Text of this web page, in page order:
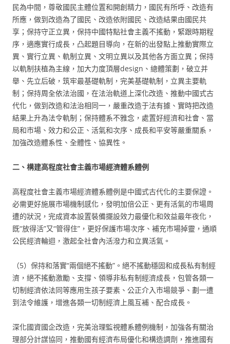
民為中間，尊敬國民主體位置和開創精力，國民有所呼、改造有
所應，做到改造為了國民、改造依附國民、改造結果由國民共
享；保持守正立異，保持中國特點社會主義不搖動，緊跟時期程
序，適應實行成長，凸起題目導向，在新的出發點上推動實際立
異、實行立異、軌制立異、文明立異以及其他各方面立異；保持
以軌制扶植為主線，加大力度頂層design、總體策劃，破立并
舉、先立后破，筑牢最基礎軌制，完美基礎軌制，立異主要軌
制；保持周全依法治國，在法治軌道上深化改造、推動中國式古
代化，做到改造和法治相同一，嚴重改造于法有據、實時把改造
結果上升為法令軌制；保持體系不雅念，處置好經濟和社會、當
局和市場、效力和公正、活氣和次序、成長和平安等嚴重關系，
加強改造體系性、全體性、協異性。
二、構建高程度社會主義市場經濟體系體例
高程度社會主義市場經濟體系體例是中國式古代化的主要保證。
必需更好施展市場機制感化，發明加倍公正、更有活氣的市場周
遭的狀況，完成資本設置裝備擺設效力最優化和效益最年夜化，
既“放得活”又“管得住”，更好保護市場次序、補充市場掉靈，通順
公民經濟輪迴，激起全社會內活潑力和立異活氣。
（5）保持和落實“兩個絕不搖動”。絕不搖動穩固和成長私有制經
濟，絕不搖動激勵、支撐、領導非私有制經濟成長，包管各類一
切制經濟依法同等應用生孩子要素、公正介入市場競爭、劃一遭
到法令維護，增進各類一切制經濟上風互補、配合成長。
深化國資國企改造，完美治理監視體系體例機制，加強各有關治
理部分計謀協同，推動國有經濟布局優化和構造調劑，推進國有